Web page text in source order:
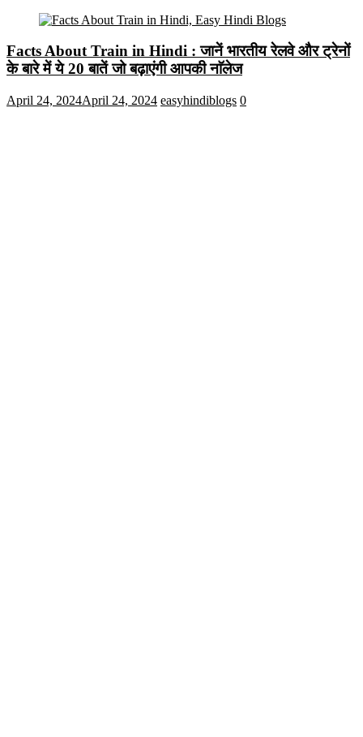
Facts About Train in Hindi : जानें भारतीय रेलवे और ट्रेनों
के बारे में ये 20 बातें जो बढ़ाएंगी आपकी नाॅलेज
April 24, 2024April 24, 2024 easyhindiblogs 0